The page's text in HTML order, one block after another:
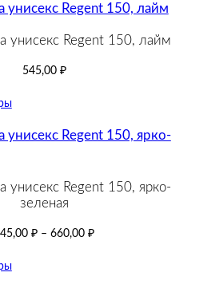
унисекс Regent 150, лайм
545,00 ₽
унисекс Regent 150, ярко-
зеленая
₽ – 660,00 ₽